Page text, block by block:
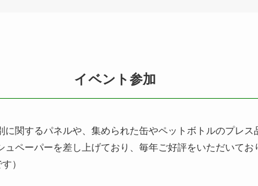
イベント参加
関するパネルや、集められた缶やペットボトルのプレス
ペーパーを差し上げており、毎年ご好評をいただいてお
）